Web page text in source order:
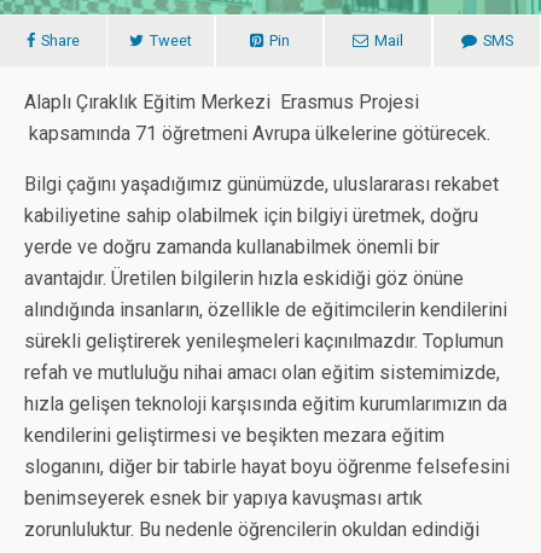
Share Tweet Pin Mail SMS
Alaplı Çıraklık Eğitim Merkezi Erasmus Projesi
kapsamında 71 öğretmeni Avrupa ülkelerine götürecek.
Bilgi çağını yaşadığımız günümüzde, uluslararası rekabet
kabiliyetine sahip olabilmek için bilgiyi üretmek, doğru
yerde ve doğru zamanda kullanabilmek önemli bir
avantajdır. Üretilen bilgilerin hızla eskidiği göz önüne
alındığında insanların, özellikle de eğitimcilerin kendilerini
sürekli geliştirerek yenileşmeleri kaçınılmazdır. Toplumun
refah ve mutluluğu nihai amacı olan eğitim sistemimizde,
hızla gelişen teknoloji karşısında eğitim kurumlarımızın da
kendilerini geliştirmesi ve beşikten mezara eğitim
sloganını, diğer bir tabirle hayat boyu öğrenme felsefesini
benimseyerek esnek bir yapıya kavuşması artık
zorunluluktur. Bu nedenle öğrencilerin okuldan edindiği